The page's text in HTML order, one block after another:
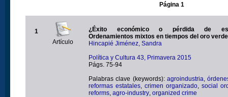
Página 1
1
Artículo
¿Éxito económico o pérdida de
Ordenamientos mixtos en tiempos del oro verde
Hincapié Jiménez, Sandra
Política y Cultura 43, Primavera 2015
Págs. 75-94
Palabras clave (keywords): agroindustria
reformas estatales crimen organizado social
reforms agro-industry organized crime